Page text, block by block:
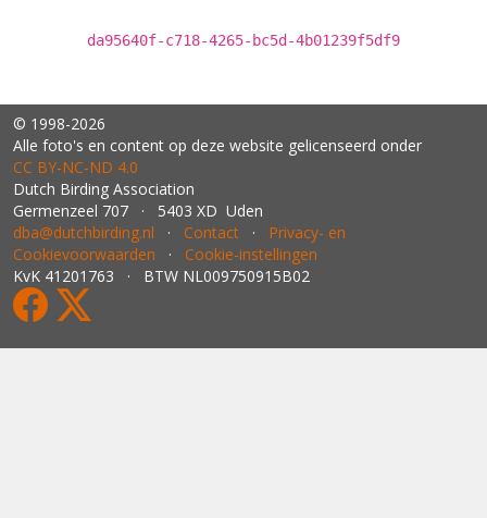
da95640f-c718-4265-bc5d-4b01239f5df9
© 1998-2026
Alle foto's en content op deze website gelicenseerd onder
CC BY‑NC‑ND 4.0
Dutch Birding Association
Germenzeel 707 · 5403 XD Uden
dba@dutchbirding.nl · Contact · Privacy- en
Cookievoorwaarden · Cookie-instellingen
KvK 41201763 · BTW NL009750915B02